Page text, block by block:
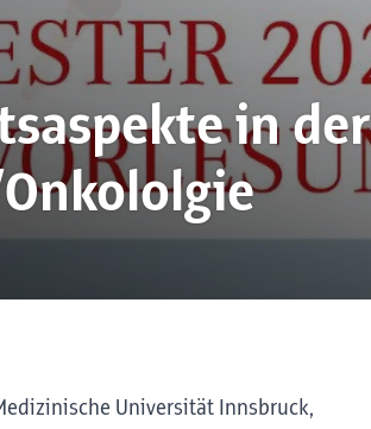
in der
Universität Innsbruck,